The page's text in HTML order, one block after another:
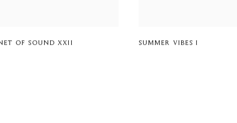
OF SOUND XXII SUMMER VIBES I